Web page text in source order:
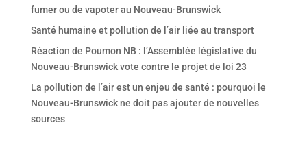
fumer ou de vapoter au Nouveau-Brunswick
Santé humaine et pollution de l’air liée au transport
Réaction de Poumon NB : l’Assemblée législative du
Nouveau-Brunswick vote contre le projet de loi 23
La pollution de l’air est un enjeu de santé : pourquoi le
Nouveau-Brunswick ne doit pas ajouter de nouvelles
sources